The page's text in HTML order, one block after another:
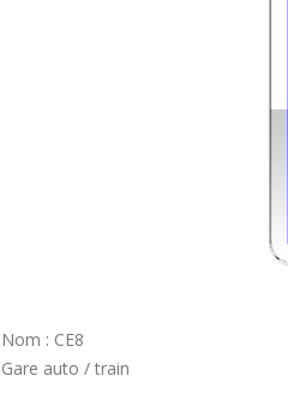
Nom : CE8
Gare auto / train